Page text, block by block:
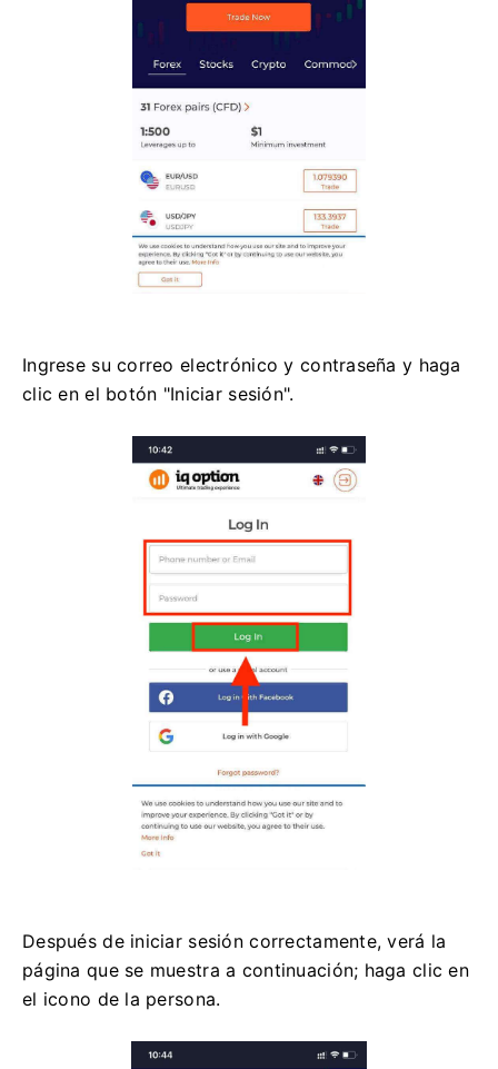
Ingrese su correo electrónico y contraseña y haga
clic en el botón "Iniciar sesión".
Después de iniciar sesión correctamente, verá la
página que se muestra a continuación; haga clic en
el icono de la persona.